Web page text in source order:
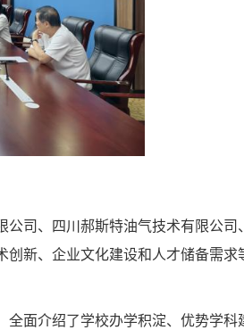
司、四川郝斯特油气技术有限公司
新、企业文化建设和人才储备需求
面介绍了学校办学积淀、优势学科